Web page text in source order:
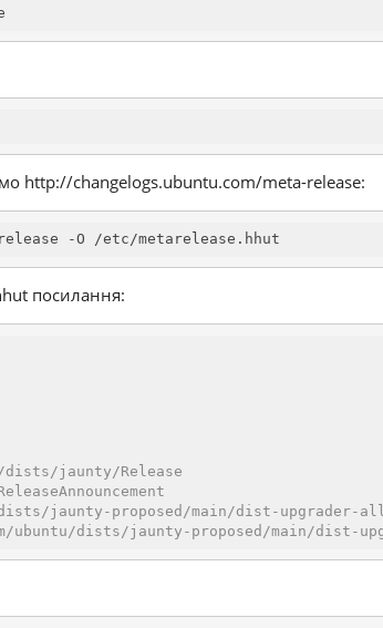
http://changelogs.ubuntu.com/meta-release:
-O /etc/metarelease.hhut
посилання:
dists/jaunty/Release
jaunty-proposed/main/dist-upgrader-
ubuntu/dists/jaunty-proposed/main/dist-